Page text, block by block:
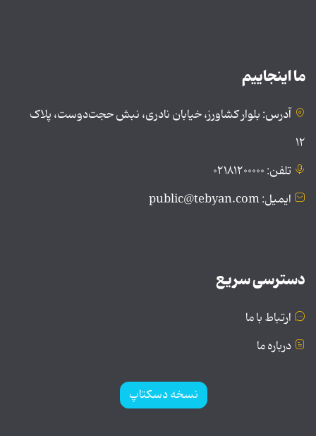
ما اینجاییم
آدرس: بلوار کشاورز، خیابان نادری، نبش حجت‌دوست، پلاک
۱۲
تلفن: ۰۲۱۸۱۲۰۰۰۰۰
ایمیل: public@tebyan.com
دسترسی سریع
ارتباط با ما
درباره ما
نسخه دسکتاپ